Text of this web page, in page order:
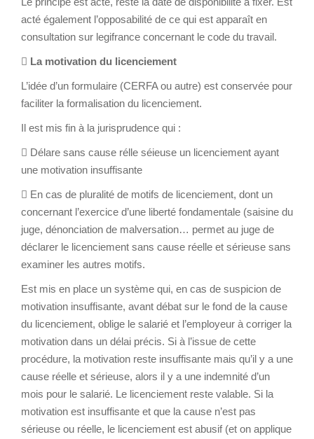
acté également l’opposabilité de ce qui est apparaît en
consultation sur legifrance concernant le code du travail.
 La motivation du licenciement
L’idée d’un formulaire (CERFA ou autre) est conservée pour
faciliter la formalisation du licenciement.
Il est mis fin à la jurisprudence qui :
 Délare sans cause rélle séieuse un licenciement ayant
une motivation insuffisante
 En cas de pluralité de motifs de licenciement, dont un
concernant l’exercice d’une liberté fondamentale (saisine du
juge, dénonciation de malversation… permet au juge de
déclarer le licenciement sans cause réelle et sérieuse sans
examiner les autres motifs.
Est mis en place un système qui, en cas de suspicion de
motivation insuffisante, avant débat sur le fond de la cause
du licenciement, oblige le salarié et l’employeur à corriger la
motivation dans un délai précis. Si à l’issue de cette
procédure, la motivation reste insuffisante mais qu’il y a une
cause réelle et sérieuse, alors il y a une indemnité d’un
mois pour le salarié. Le licenciement reste valable. Si la
motivation est insuffisante et que la cause n’est pas
sérieuse ou réelle, le licenciement est abusif (et on applique